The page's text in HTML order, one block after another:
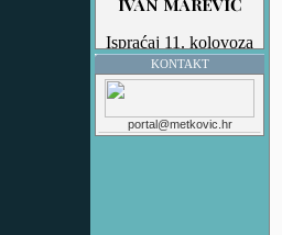
KONTAKT
portal@metkovic.hr